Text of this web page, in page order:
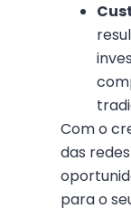
Com o
das
para o